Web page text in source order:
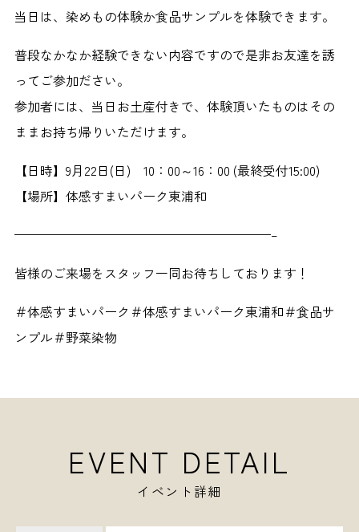
当日は、染めもの体験か食品サンプルを体験できます。
普段なかなか経験できない内容ですので是非お友達を誘
ってご参加ださい。
参加者には、当日お土産付きで、体験頂いたものはその
ままお持ち帰りいただけます。
【日時】9月22日(日) 10：00～16：00 (最終受付15:00)
【場所】体感すまいパーク東浦和
————————————————————–
皆様のご来場をスタッフ一同お待ちしております！
＃体感すまいパーク＃体感すまいパーク東浦和＃食品サ
ンプル＃野菜染物
EVENT DETAIL
イベント詳細